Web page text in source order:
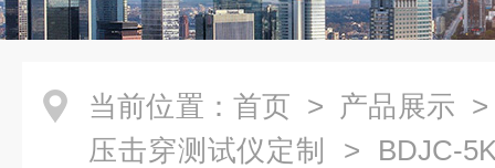
当前位置： 首页 > 产品展示
压击穿测试仪定制
> BDJC-